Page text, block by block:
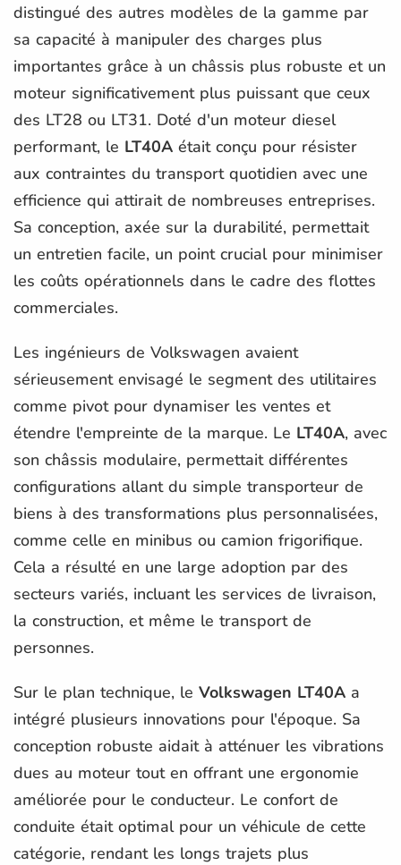
distingué des autres modèles de la gamme par
sa capacité à manipuler des charges plus
importantes grâce à un châssis plus robuste et un
moteur significativement plus puissant que ceux
des LT28 ou LT31. Doté d'un moteur diesel
performant, le LT40A était conçu pour résister
aux contraintes du transport quotidien avec une
efficience qui attirait de nombreuses entreprises.
Sa conception, axée sur la durabilité, permettait
un entretien facile, un point crucial pour minimiser
les coûts opérationnels dans le cadre des flottes
commerciales.
Les ingénieurs de Volkswagen avaient
sérieusement envisagé le segment des utilitaires
comme pivot pour dynamiser les ventes et
étendre l'empreinte de la marque. Le LT40A, avec
son châssis modulaire, permettait différentes
configurations allant du simple transporteur de
biens à des transformations plus personnalisées,
comme celle en minibus ou camion frigorifique.
Cela a résulté en une large adoption par des
secteurs variés, incluant les services de livraison,
la construction, et même le transport de
personnes.
Sur le plan technique, le Volkswagen LT40A a
intégré plusieurs innovations pour l'époque. Sa
conception robuste aidait à atténuer les vibrations
dues au moteur tout en offrant une ergonomie
améliorée pour le conducteur. Le confort de
conduite était optimal pour un véhicule de cette
catégorie, rendant les longs trajets plus